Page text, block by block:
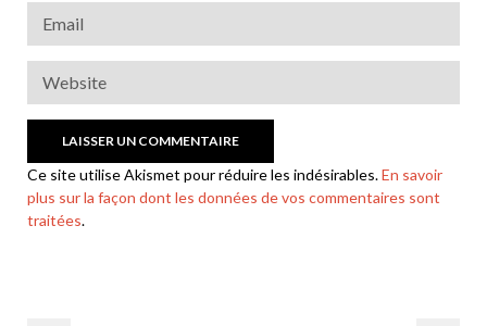
Ce site utilise Akismet pour réduire les indésirables.En savoir
plus sur la façon dont les données de vos commentaires sont
traitées.